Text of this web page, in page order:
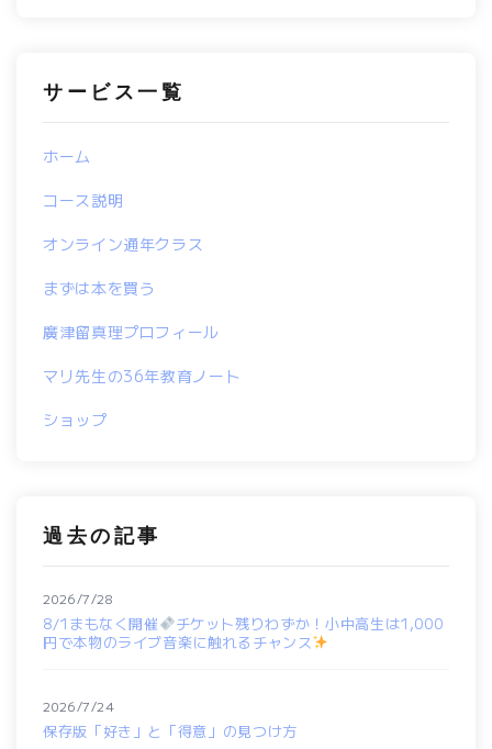
サービス一覧
ホーム
コース説明
オンライン通年クラス
まずは本を買う
廣津留真理プロフィール
マリ先生の36年教育ノート
ショップ
過去の記事
8/1まもなく開催
チケット残りわずか！小中高生は1,000
円で本物のライブ音楽に触れるチャンス
2026/7/28
保存版「好き」と「得意」の見つけ方
2026/7/24